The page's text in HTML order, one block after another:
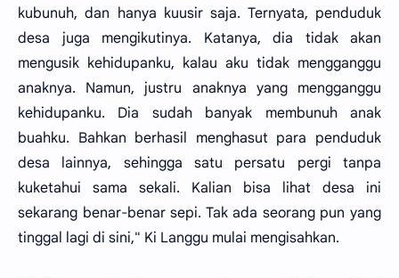
kubunuh, dan hanya kuusir saja. Ternyata, penduduk
desa juga mengikutinya. Katanya, dia tidak akan
mengusik kehidupanku, kalau aku tidak mengganggu
anaknya. Namun, justru anaknya yang mengganggu
kehidupanku. Dia sudah banyak membunuh anak
buahku. Bahkan berhasil menghasut para penduduk
desa lainnya, sehingga satu persatu pergi tanpa
kuketahui sama sekali. Kalian bisa lihat desa ini
sekarang benar-benar sepi. Tak ada seorang pun yang
tinggal lagi di sini," Ki Langgu mulai mengisahkan.